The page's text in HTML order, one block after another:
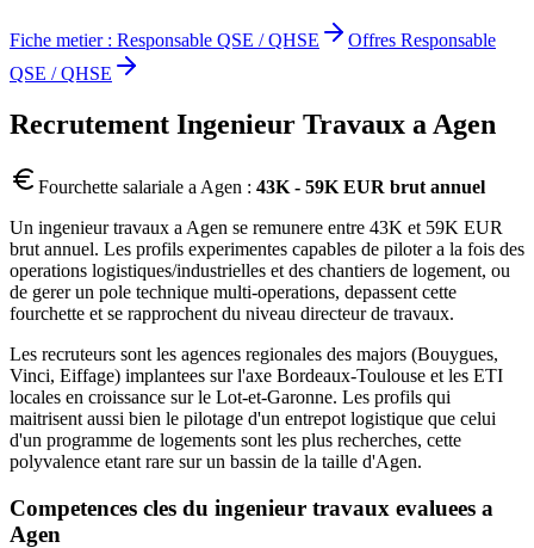
Fiche metier : Responsable QSE / QHSE Offres Responsable
QSE / QHSE
Recrutement Ingenieur Travaux aAgen
Fourchette salariale a Agen : 43K - 59K EUR brut annuel
Un ingenieur travaux a Agen se remunere entre 43K et 59K EUR
brut annuel. Les profils experimentes capables de piloter a la fois des
operations logistiques/industrielles et des chantiers de logement, ou
de gerer un pole technique multi-operations, depassent cette
fourchette et se rapprochent du niveau directeur de travaux.
Les recruteurs sont les agences regionales des majors (Bouygues,
Vinci, Eiffage) implantees sur l'axe Bordeaux-Toulouse et les ETI
locales en croissance sur le Lot-et-Garonne. Les profils qui
maitrisent aussi bien le pilotage d'un entrepot logistique que celui
d'un programme de logements sont les plus recherches, cette
polyvalence etant rare sur un bassin de la taille d'Agen.
Competences cles du ingenieur travaux evaluees a
Agen